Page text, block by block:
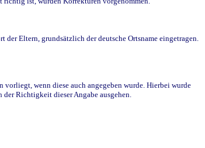
Eltern, grundsätzlich der deutsche Ortsname eingetragen.
vorliegt, wenn diese auch angegeben wurde. Hierbei wurde
Richtigkeit dieser Angabe ausgehen.